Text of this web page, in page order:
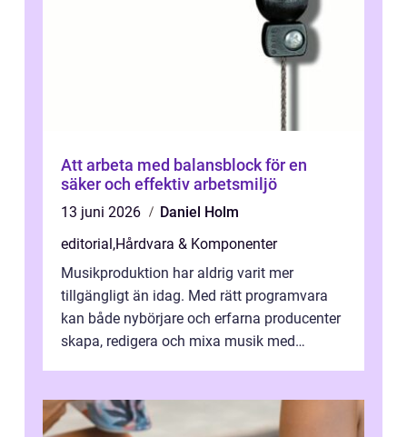
Att arbeta med balansblock för en
säker och effektiv arbetsmiljö
13 juni 2026
Daniel Holm
editorial,Hårdvara & Komponenter
Musikproduktion har aldrig varit mer
tillgängligt än idag. Med rätt programvara
kan både nybörjare och erfarna producenter
skapa, redigera och mixa musik med